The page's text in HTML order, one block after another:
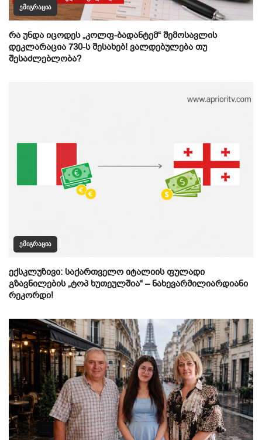
ᲔᲛᲘᲒᲠᲐᲪᲘᲐ
რა უნდა იცოდეს „კოლფ-ბადანტემ“ შემოსავლის
დეკლარაცია 730-ს შესახებ! ვალდებულება თუ
შესაძლებლობა?
ᲔᲛᲘᲒᲠᲐᲪᲘᲐ
ექსკლუზივი: საქართველო იტალიის ფულადი
გზავნილების „ტოპ ხუთეულშია“ – ნახევარმილიარდიანი
რეკორდი!